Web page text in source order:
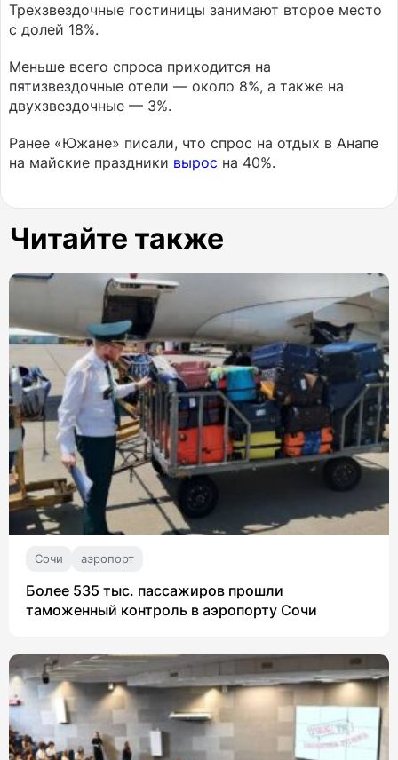
Трехзвездочные гостиницы занимают второе место
с долей 18%.
Меньше всего спроса приходится на
пятизвездочные отели — около 8%, а также на
двухзвездочные — 3%.
Ранее «Южане» писали, что спрос на отдых в Анапе
на майские праздники вырос на 40%.
Читайте также
Сочи аэропорт
Более 535 тыс. пассажиров прошли
таможенный контроль в аэропорту Сочи